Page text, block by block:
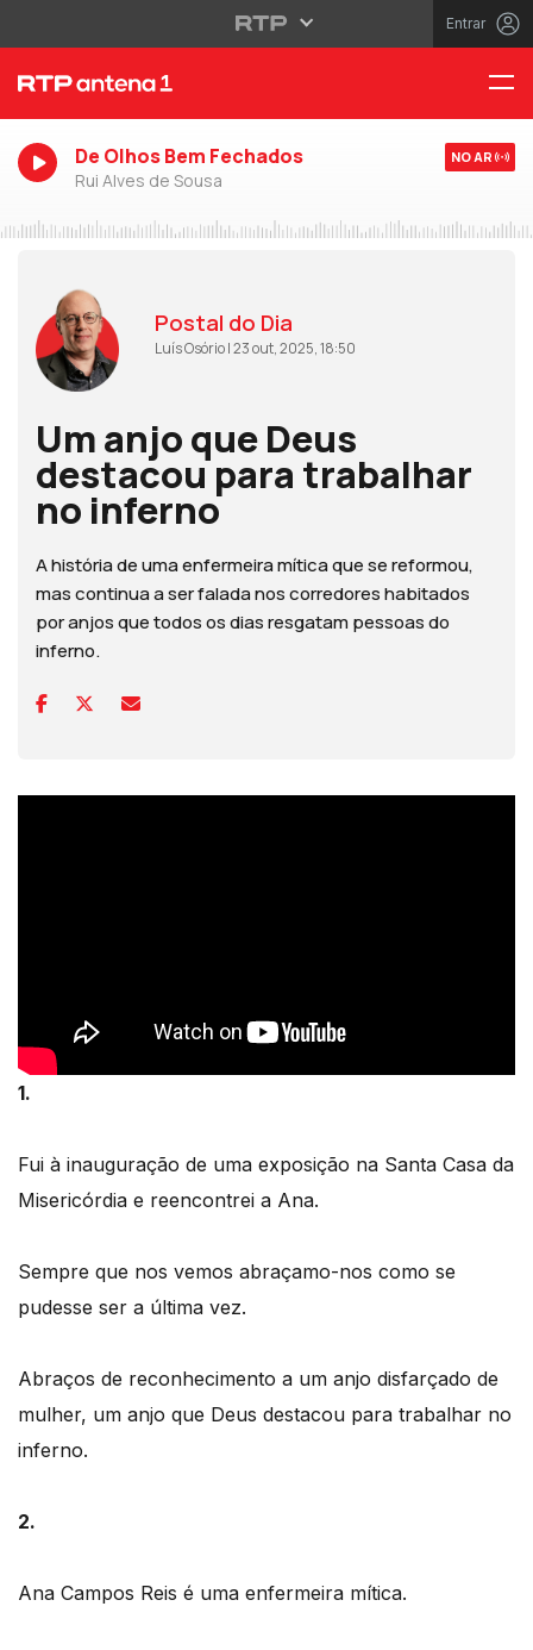
Entrar
De Olhos Bem Fechados
Rui Alves de Sousa
NO AR
Postal do Dia
Luís Osório | 23 out, 2025, 18:50
Um anjo que Deus
destacou para trabalhar
no inferno
A história de uma enfermeira mítica que se reformou,
mas continua a ser falada nos corredores habitados
por anjos que todos os dias resgatam pessoas do
inferno.
1.
Fui à inauguração de uma exposição na Santa Casa da
Misericórdia e reencontrei a Ana.
Sempre que nos vemos abraçamo-nos como se
pudesse ser a última vez.
Abraços de reconhecimento a um anjo disfarçado de
mulher, um anjo que Deus destacou para trabalhar no
inferno.
2.
Ana Campos Reis é uma enfermeira mítica.